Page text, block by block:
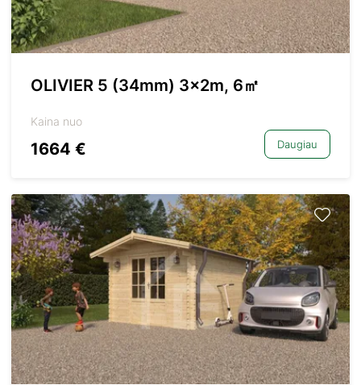
OLIVIER 5 (34mm) 3x2m, 6㎡
Kaina nuo
1664 € Daugiau